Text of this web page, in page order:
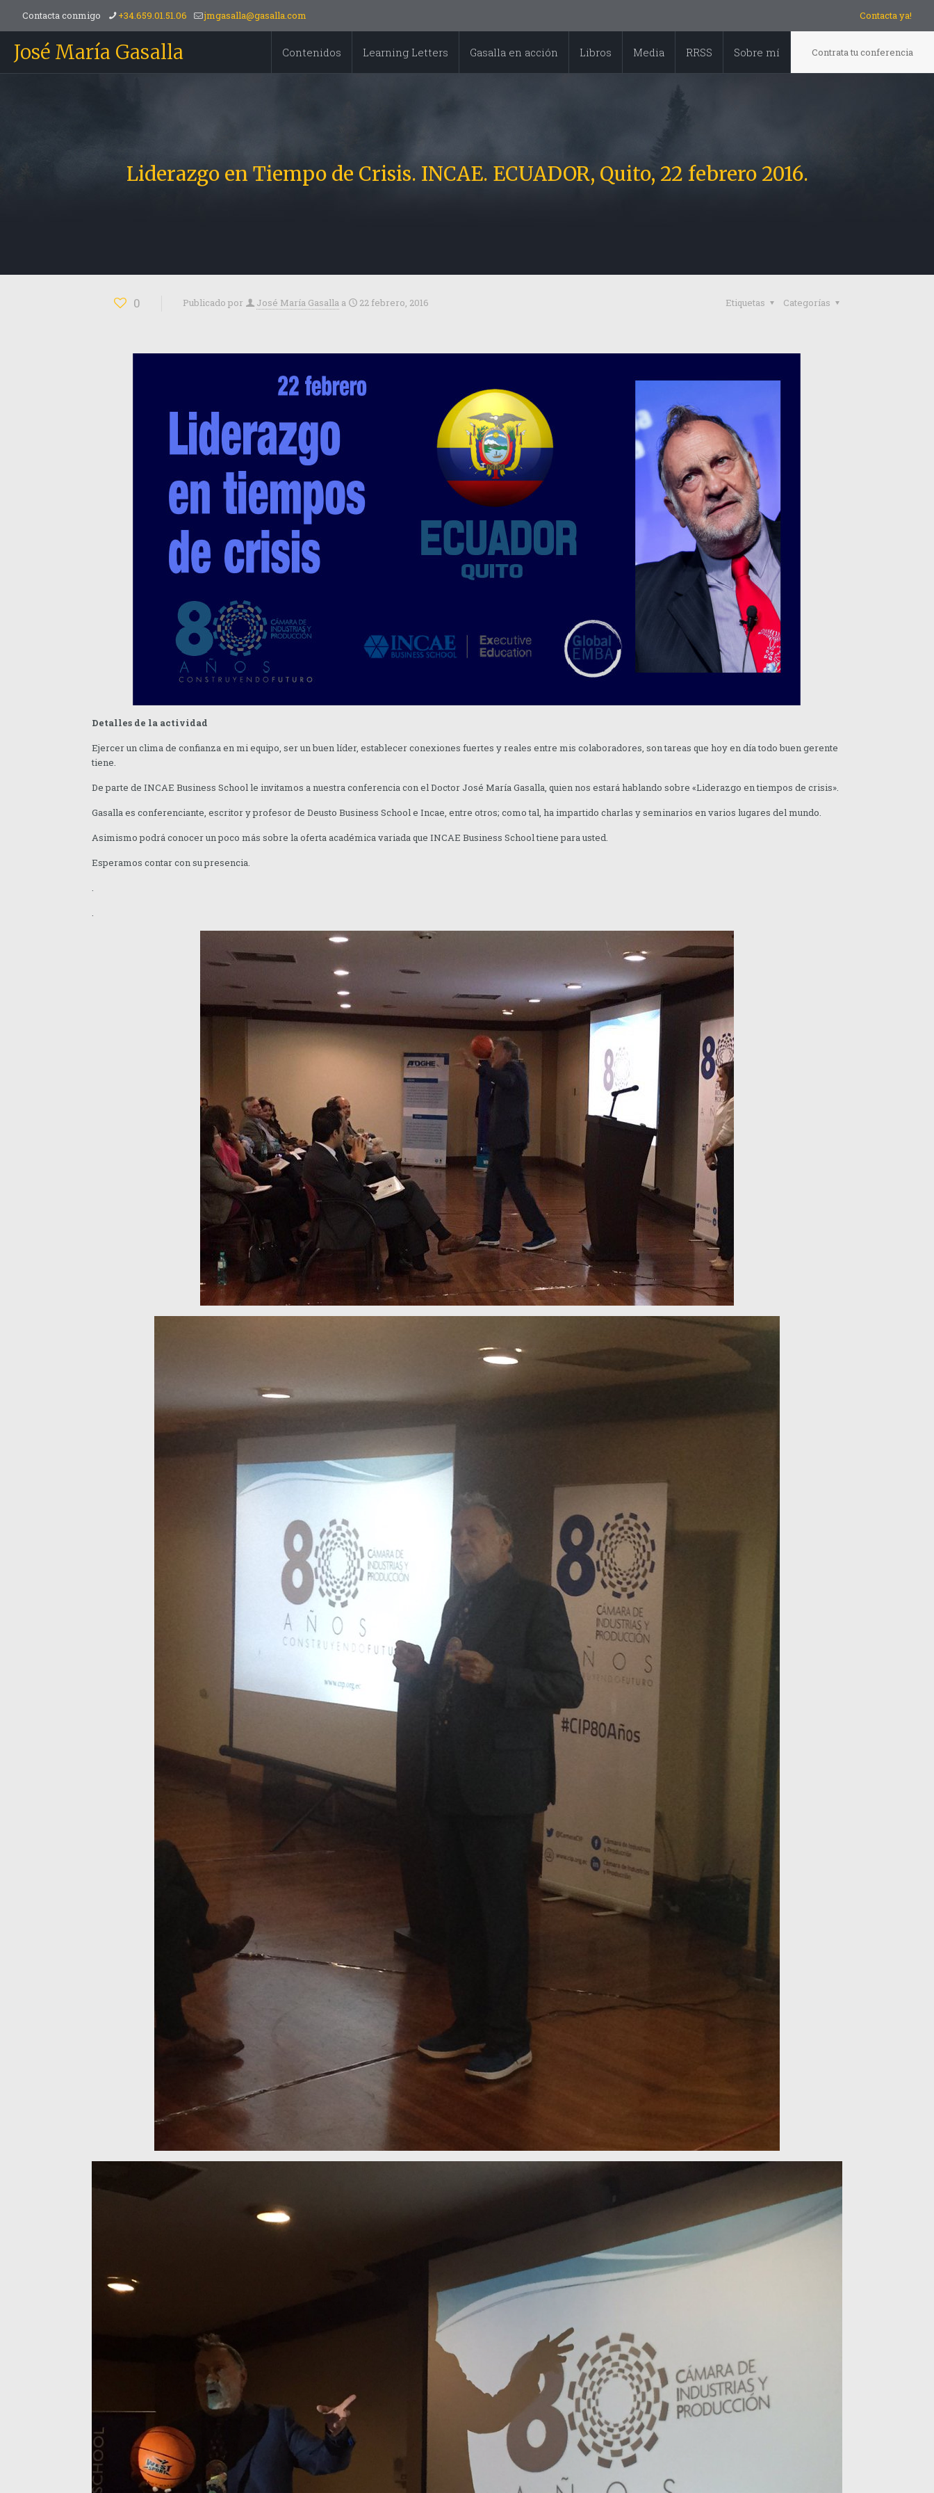
Contacta conmigo +34.659.01.51.06 jmgasalla@gasalla.com Contacta ya!
José María Gasalla Contenidos Learning Letters Gasalla en acción Libros Media RRSS Sobre mí Contrata tu conferencia
Liderazgo en Tiempo de Crisis. INCAE. ECUADOR, Quito, 22 febrero 2016.
0 Publicado por José María Gasalla a 22 febrero, 2016 Categorías
Etiquetas
Detalles de la actividad
Ejercer un clima de confianza en mi equipo, ser un buen líder, establecer conexiones fuertes y reales entre mis colaboradores, son tareas que hoy en día todo buen gerente
tiene.
De parte de INCAE Business School le invitamos a nuestra conferencia con el Doctor José María Gasalla, quien nos estará hablando sobre «Liderazgo en tiempos de crisis».
Gasalla es conferenciante, escritor y profesor de Deusto Business School e Incae, entre otros; como tal, ha impartido charlas y seminarios en varios lugares del mundo.
Asimismo podrá conocer un poco más sobre la oferta académica variada que INCAE Business School tiene para usted.
Esperamos contar con su presencia.
.
.